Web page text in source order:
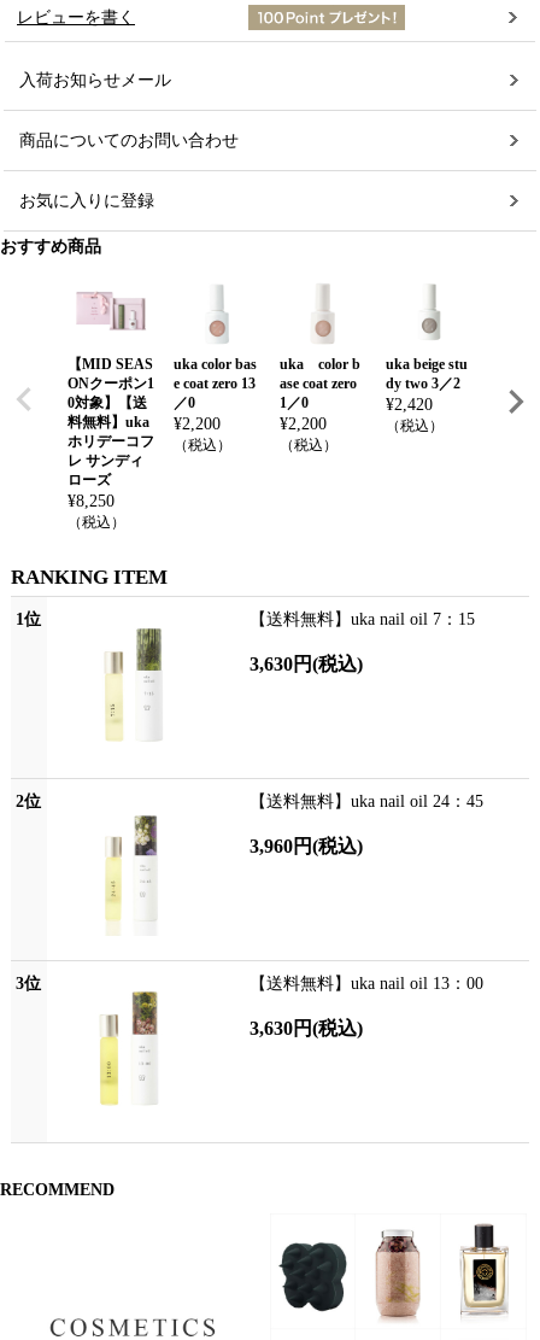
レビューを書く
入荷お知らせメール
商品についてのお問い合わせ
お気に入りに登録
おすすめ商品
【MID SEAS
ONクーポン1
0対象】【送
料無料】uka
ホリデーコフ
レ サンディ
ローズ
¥8,250
（税込）
uka color bas
e coat zero 13
／0
¥2,200
（税込）
uka color b
ase coat zero
1／0
¥2,200
（税込）
uka beige stu
dy two 3／2
¥2,420
（税込）
2,420
RANKING ITEM
1位 【送料無料】uka nail oil 7：15
3,630円(税込)
2位 【送料無料】uka nail oil 24：45
3,960円(税込)
3位 【送料無料】uka nail oil 13：00
3,630円(税込)
RECOMMEND